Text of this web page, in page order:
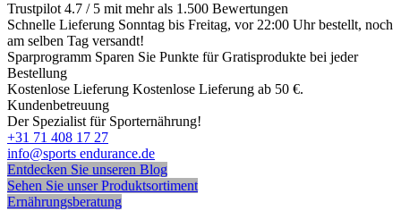
Trustpilot 4.7 / 5 mit mehr als 1.500 Bewertungen
Schnelle Lieferung Sonntag bis Freitag, vor 22:00 Uhr bestellt, noch
am selben Tag versandt!
Sparprogramm Sparen Sie Punkte für Gratisprodukte bei jeder
Bestellung
Kostenlose Lieferung Kostenlose Lieferung ab 50 €.
Kundenbetreuung
Der Spezialist für Sporternährung!
+31 71 408 17 27
info@sports endurance.de
Entdecken Sie unseren Blog
Sehen Sie unser Produktsortiment
Ernährungsberatung